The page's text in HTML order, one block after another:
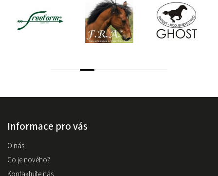
Informace pro vás
O nás
Co je nového?